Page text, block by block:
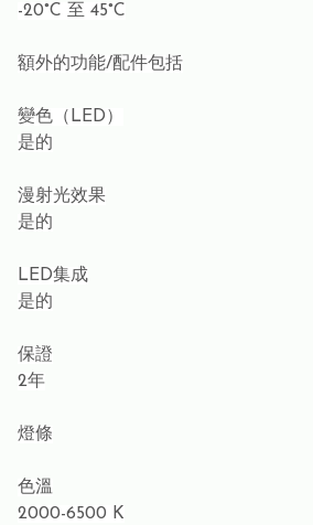
-20°C 至 45°C
額外的功能/配件包括
變色（LED）
是的
漫射光效果
是的
LED集成
是的
保證
2年
燈條
色溫
2000-6500 K